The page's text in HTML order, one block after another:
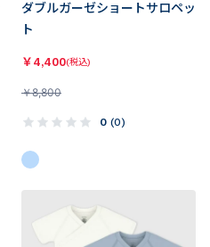
ダブルガーゼショートサロペッ
ト
￥ 4,400(税込)
￥8,800
0 (0)